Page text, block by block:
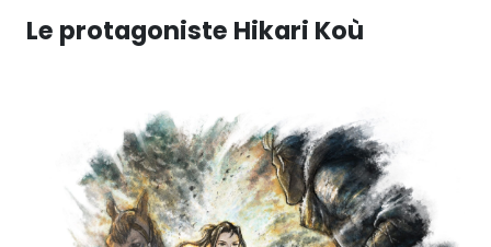
Le protagoniste Hikari Koù